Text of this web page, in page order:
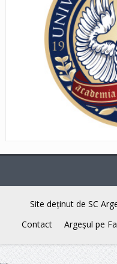
Site deţinut de SC
Contact
Argeşul pe